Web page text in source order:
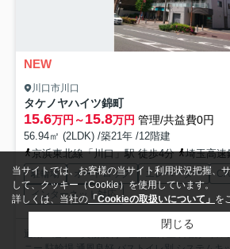
NEW
川口市川口
タケノヤハイツ錦町
15.6万円～15.8万円 管理/共益費0円
56.94㎡ (2LDK) /築21年 /12階建
京浜東北線「川口」駅 徒歩4分
埼玉高速鉄
駐輪場 オートロック エレベーター
インターネット対応
当サイトでは、お客様の当サイト利用状況把握、
して、クッキー（Cookie）を使用しています。
詳しくは、当社の 「Cookieの取扱いについて」 を
閉じる